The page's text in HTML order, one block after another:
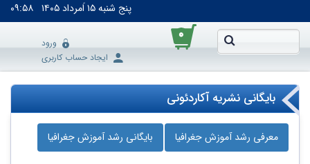
پنج شنبه۱۵ اَمرداد ۱۴۰۵ ۰۹:۵۸
۰
ورود
ایجاد حساب کاربری
بایگانی نشریه آکاردئونی
معرفی رشد آموزش جغرافیا بایگانی رشد آموزش جغرافیا